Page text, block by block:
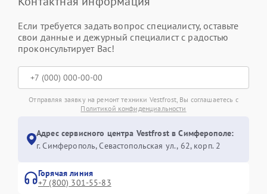
Если требуется задать вопрос специалисту, оставьте
свои данные и дежурный специалист с радостью
проконсультирует Вас!
Отправляя заявку на ремонт техники Vestfrost, Вы соглашаетесь с
Политикой конфиденциальности
Адрес сервисного центра Vestfrost в Симферополе:
г. Симферополь, Севастопольская ул., 62, корп. 2
Горячая линия
+7 (800) 301-55-83